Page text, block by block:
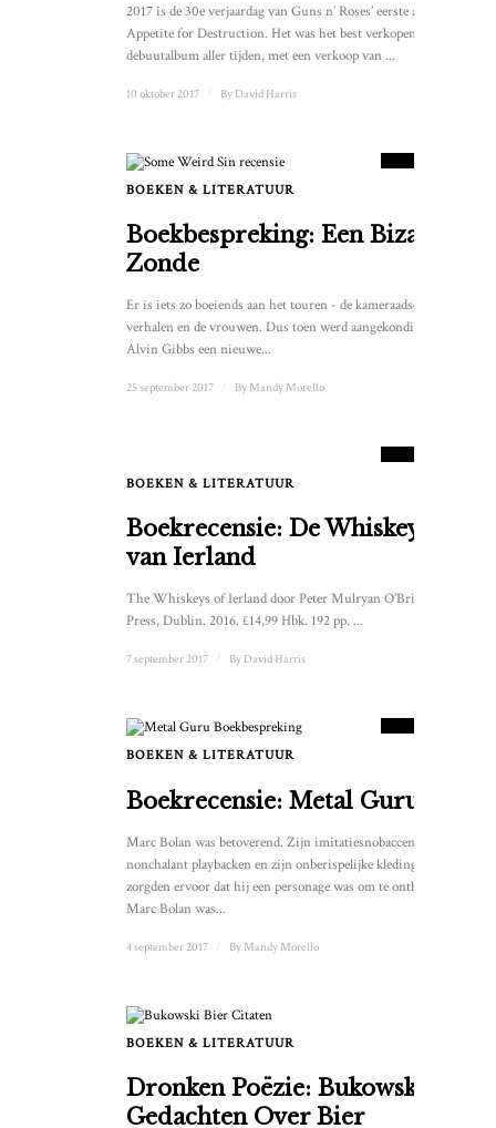
2017 is de 30e verjaardag van Guns n’ Roses’ eerste album,
Appetite for Destruction. Het was het best verkopende
debuutalbum aller tijden, met een verkoop van ...
10 oktober 2017 By David Harris
BOEKEN & LITERATUUR
Boekbespreking: Een Bizarre
Zonde
Er is iets zo boeiends aan het touren - de kameraadschap, de
verhalen en de vrouwen. Dus toen werd aangekondigd dat
Alvin Gibbs een nieuwe...
25 september 2017 By Mandy Morello
SCORE
BOEKEN & LITERATUUR
Boekrecensie: De Whiskey's
van Ierland
The Whiskeys of Ierland door Peter Mulryan O’Brien
Press, Dublin. 2016. £14,99 Hbk. 192 pp. ...
7 september 2017 By David Harris
SCORE
BOEKEN & LITERATUUR
Boekrecensie: Metal Guru
Marc Bolan was betoverend. Zijn imitatiesnobaccent,
nonchalant playbacken en zijn onberispelijke kledingsmaak
zorgden ervoor dat hij een personage was om te onthouden.
Marc Bolan was...
4 september 2017 By Mandy Morello
BOEKEN & LITERATUUR
Dronken Poëzie: Bukowski's
Gedachten Over Bier